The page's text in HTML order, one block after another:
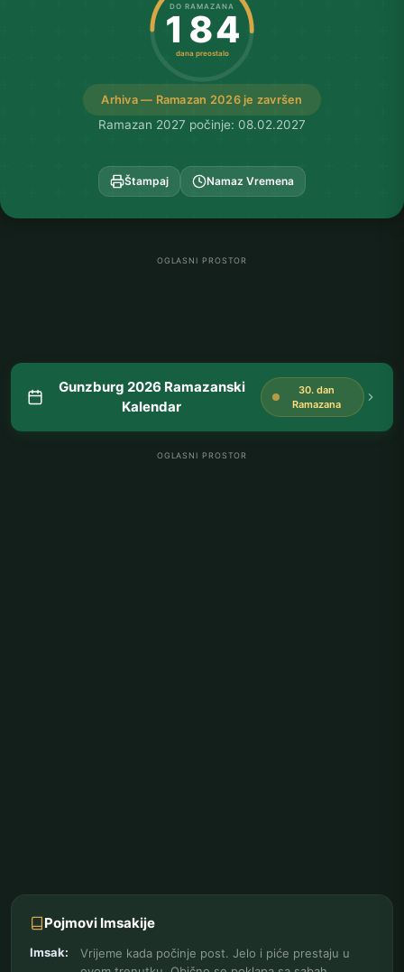
Arhiva — Ramazan 2026 je završen
DO RAMAZANA
184
dana preostalo
Ramazan 2027 počinje: 08.02.2027
Štampaj Namaz Vremena
OGLASNI PROSTOR
Gunzburg 2026 Ramazanski
Kalendar
30. dan
Ramazana
OGLASNI PROSTOR
Pojmovi Imsakije
Imsak:
Vrijeme kada počinje post. Jelo i piće prestaju u